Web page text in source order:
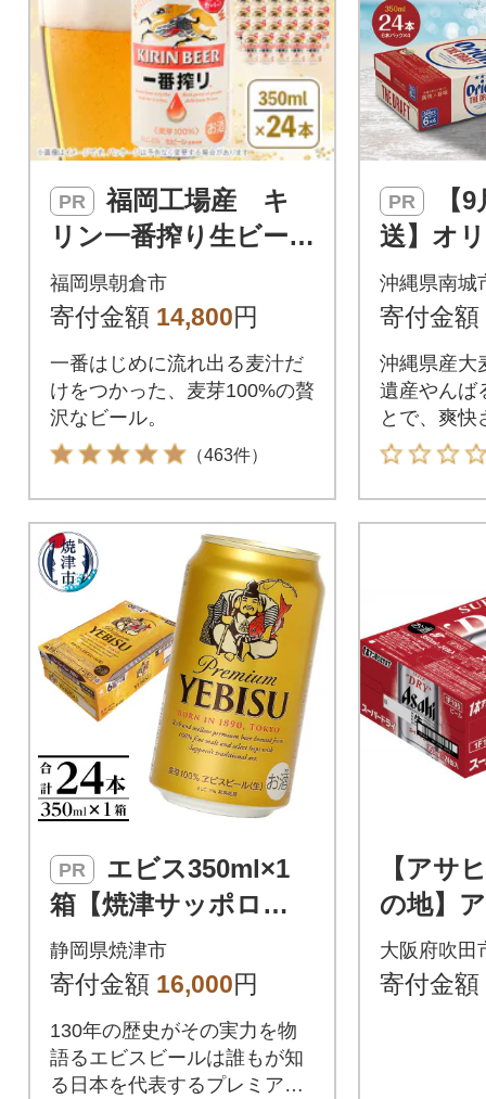
PR
福岡工場産 キ
リン一番搾り生ビー
ル350ml缶×24本セッ
ト
福岡県朝倉市
寄付金額 14,800円
一番はじめに流れ出る麦汁だ
けをつかった、麦芽100%の贅
沢なビール。
（463件）
PR
送】オ
オリオ
ト
沖縄県南城
寄付金額
沖縄県産大
遺産やんば
とで、爽快
立した味わ
PR
箱【焼津サッポロビ
ール】(a16-198)
静岡県焼津市
寄付金額 16,000円
130年の歴史がその実力を物
語るエビスビールは誰もが知
る日本を代表するプレミアム
【アサ
の地】
ードラ
4本 (有
大阪府吹田
寄付金額